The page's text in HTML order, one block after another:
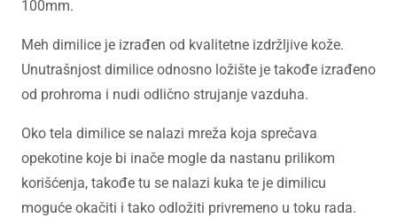
100mm.
Meh dimilice je izrađen od kvalitetne izdržljive kože.
Unutrašnjost dimilice odnosno ložište je takođe izrađeno
od prohroma i nudi odlično strujanje vazduha.
Oko tela dimilice se nalazi mreža koja sprečava
opekotine koje bi inače mogle da nastanu prilikom
korišćenja, takođe tu se nalazi kuka te je dimilicu
moguće okačiti i tako odložiti privremeno u toku rada.